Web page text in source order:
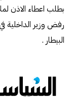
بطلب اعطاء الاذن
رفض وزير
البيطار .